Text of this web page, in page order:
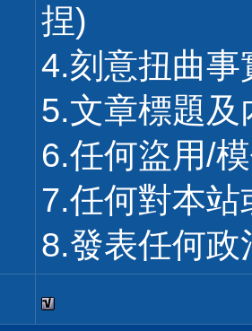
捏)
4.刻意扭曲事
5.文章標題
6.任何盜用/
7.任何對本
8.發表任何政